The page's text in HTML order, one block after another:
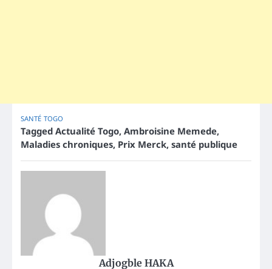
SANTÉ TOGO
Tagged Actualité Togo, Ambroisine Memede,
Maladies chroniques, Prix Merck, santé publique
Adjogble HAKA